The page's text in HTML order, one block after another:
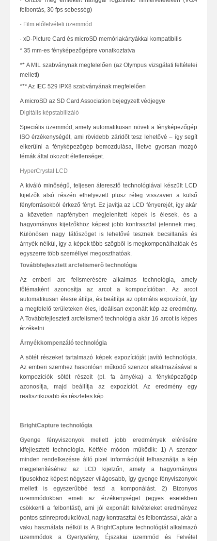
felbontás, 30 fps sebesség)
· Film előfelvételi üzemmód
· xD-Picture Card és microSD memóriakártyákkal kompatibilis
* 35 mm-es fényképezőgépre vonatkoztatva
** A MIL szabványnak megfelelően (az Olympus vizsgálati feltételei
mellett)
*** Az IEC 529 IPX8 szabványának megfelelően
A microSD az SD Card Association bejegyzett védjegye
Digitális képstabilizáló
Speciális üzemmód, amely automatikusan növeli a fényképezőgép
ISO érzékenységét, ami rövidebb záridőt tesz lehetővé – így segít
elkerülni a fényképezőgép bemozdulása, illetve gyorsan mozgó
témák által okozott életlenséget.
HyperCrystal LCD
A kiváló minőségű, teljesen áteresztő technológiával készült LCD
kijelzők alsó részén elhelyezett plusz réteg visszaveri a külső
fényforrásokból érkező fényt. Ez javítja az LCD fényerejét, így akár
a közvetlen napfényben megjelenített képek is élesek, és a
hagyományos kijelzőkhöz képest jobb kontraszttal jelennek meg.
Különösen nagy látószöget is lehetővé tesznek becsillanás és
árnyék nélkül, így a képek több szögből is megkomponálhatóak és
egyszerre több személlyel megoszthatóak.
Továbbfejlesztett arcfelismerő technológia
Az emberi arc felismerésére alkalmas technológia, amely
főtémaként azonosítja az arcot a kompozícióban. Az arcot
automatikusan élesre állítja, és beállítja az optimális expozíciót, így
a megfelelő területeken éles, ideálisan exponált kép az eredmény.
A Továbbfejlesztett arcfelismerő technológia akár 16 arcot is képes
érzékelni.
Árnyékkompenzáló technológia
A sötét részeket tartalmazó képek expozícióját javító technológia.
Az emberi szemhez hasonlóan működő szenzor alkalmazásával a
kompozíciók sötét részeit (pl. fa árnyéka) a fényképezőgép
azonosítja, majd beállítja az expozíciót. Az eredmény egy
realisztikusabb és részletes kép.
BrightCapture technológia
Gyenge fényviszonyok mellett jobb eredmények elérésére
kifejlesztett technológia. Kétféle módon működik: 1) A szenzor
minden rendelkezésre álló pixel információját felhasználja a kép
megjelenítéséhez az LCD kijelzőn, amely a hagyományos
típusokhoz képest négyszer világosabb, így gyenge fényviszonyok
mellett is egyszerűbbé teszi a komponálást. 2) Bizonyos
üzemmódokban emeli az érzékenységet (egyes esetekben
csökkenti a felbontást), ami jól exponált felvételeket eredményez
pontos színreprodukcióval, nagy kontraszttal és felbontással, akár a
vaku használata nélkül is. A BrightCapture technológiát alkalmazó
üzemmódok a Gyertyafény, Éjszakai üzemmód és Felvétel